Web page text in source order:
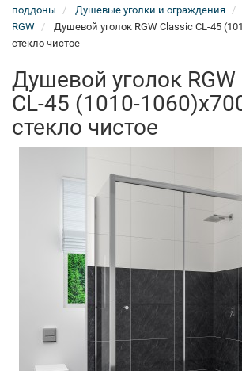
поддоны
Душевые уголки и ограждения
RGW
Душевой уголок RGW Classic CL-45
стекло чистое
Душевой уголок RGW
CL-45 (1010-
стекло чистое